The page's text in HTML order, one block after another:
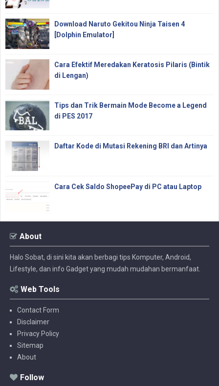
Download Naruto Gekitou Ninja Taisen 4
[Dolphin Emulator]
Cara Efektif Meredakan Keratosis Pilaris (Bintik
di Lengan)
Tips dan Trik Bermain Mode Become a Legend
di PES 2017
Daftar Kode di Mutasi Rekening BRI dan Artinya
Cara Cek Saldo ShopeePay di PC atau Laptop
About
Halo Sobat, di sini kita akan berbagi tips Komputer, Android,
Lifestyle, dan info Gadget yang mudah mudahan bermanfaat.
Web Tools
Contact Form
Disclaimer
Privacy Policy
Sitemap
About
Follow